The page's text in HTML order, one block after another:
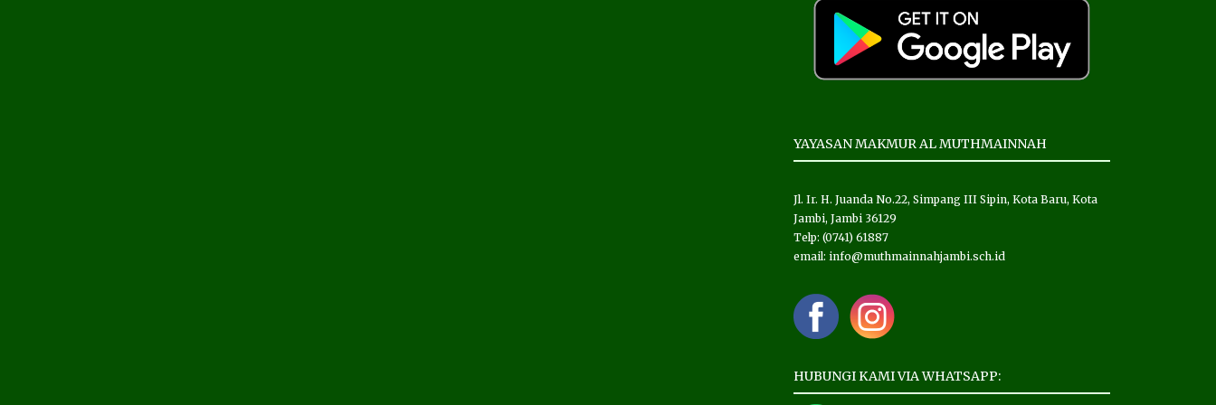
YAYASAN MAKMUR AL MUTHMAINNAH
Jl. Ir. H. Juanda No.22, Simpang III Sipin, Kota Baru, Kota
Jambi, Jambi 36129
Telp: (0741) 61887
email: info@muthmainnahjambi.sch.id
HUBUNGI KAMI VIA WHATSAPP: